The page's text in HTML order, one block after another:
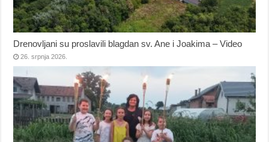
Drenovljani su proslavili blagdan sv. Ane i Joakima – Video
26. srpnja 2026.